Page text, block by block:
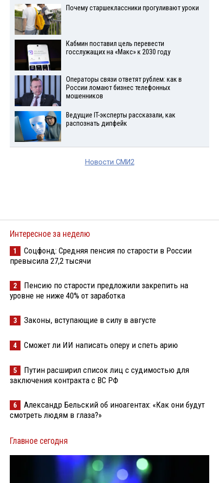
Почему старшеклассники прогуливают уроки
Кабмин поставил цель перевести
госслужащих на «Макс» к 2030 году
Операторы связи ответят рублем: как в
России ломают бизнес телефонных
мошенников
Ведущие IT-эксперты рассказали, как
распознать дипфейк
Новости СМИ2
Интересное за неделю
1
Соцфонд: Средняя пенсия по старости в России
превысила 27,2 тысячи
2
Пенсию по старости предложили закрепить на
уровне не ниже 40% от заработка
3 Законы, вступающие в силу в августе
4 Сможет ли ИИ написать оперу и спеть арию
5
Путин расширил список лиц с судимостью для
заключения контракта с ВС РФ
6
Александр Бельский об иноагентах: «Как они будут
смотреть людям в глаза?»
Главное сегодня